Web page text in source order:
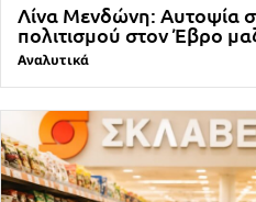
Λίνα Μενδώνη: Αυτοψία
πολιτισμού στον Έβρο
Αναλυτικά